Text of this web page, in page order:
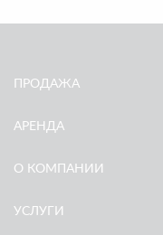
ПРОДАЖА
АРЕНДА
О КОМПАНИИ
УСЛУГИ